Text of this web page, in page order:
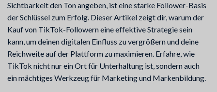
Sichtbarkeit den Ton angeben, ist eine starke Follower-Basis
der Schlüssel zum Erfolg. Dieser Artikel zeigt dir, warum der
Kauf von TikTok-Followern eine effektive Strategie sein
kann, um deinen digitalen Einfluss zu vergrößern und deine
Reichweite auf der Plattform zu maximieren. Erfahre, wie
TikTok nicht nur ein Ort für Unterhaltung ist, sondern auch
ein mächtiges Werkzeug für Marketing und Markenbildung.